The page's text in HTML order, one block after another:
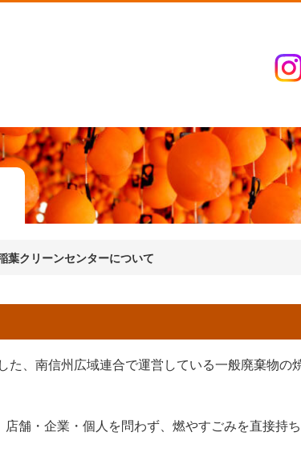
葉クリーンセンターについて
、南信州広域連合で運営している一般廃棄物の
舗・企業・個人を問わず、燃やすごみを直接持